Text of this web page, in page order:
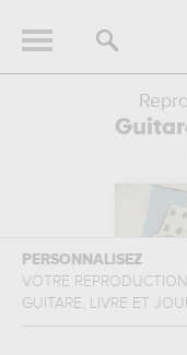
PERSONNALISEZ
VOTRE REPRODUCTION
GUITARE, LIVRE ET